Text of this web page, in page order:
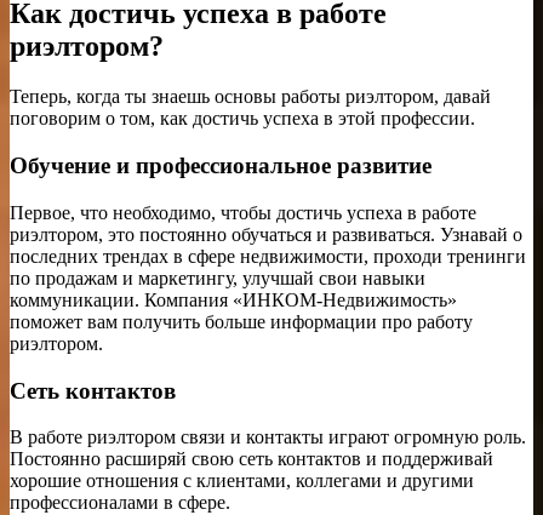
Как достичь успеха в работе
риэлтором?
Теперь, когда ты знаешь основы работы риэлтором, давай
поговорим о том, как достичь успеха в этой профессии.
Обучение и профессиональное развитие
Первое, что необходимо, чтобы достичь успеха в работе
риэлтором, это постоянно обучаться и развиваться. Узнавай о
последних трендах в сфере недвижимости, проходи тренинги
по продажам и маркетингу, улучшай свои навыки
коммуникации. Компания «ИНКОМ-Недвижимость»
поможет вам получить больше информации про работу
риэлтором.
Сеть контактов
В работе риэлтором связи и контакты играют огромную роль.
Постоянно расширяй свою сеть контактов и поддерживай
хорошие отношения с клиентами, коллегами и другими
профессионалами в сфере.